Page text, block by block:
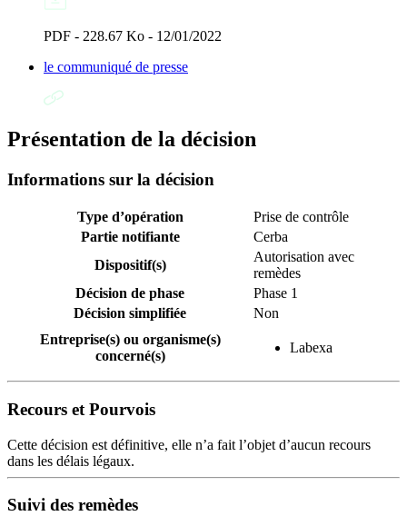
PDF - 228.67 Ko - 12/01/2022
le communiqué de presse
Présentation de la décision
Informations sur la décision
Type d’opération
Prise de contrôle
Partie notifiante
Cerba
Dispositif(s)
Autorisation avec
remèdes
Décision de phase
Phase 1
Décision simplifiée
Non
Entreprise(s) ou organisme(s)
concerné(s)
Labexa
Recours et Pourvois
Cette décision est définitive, elle n’a fait l’objet d’aucun recours
dans les délais légaux.
Suivi des remèdes